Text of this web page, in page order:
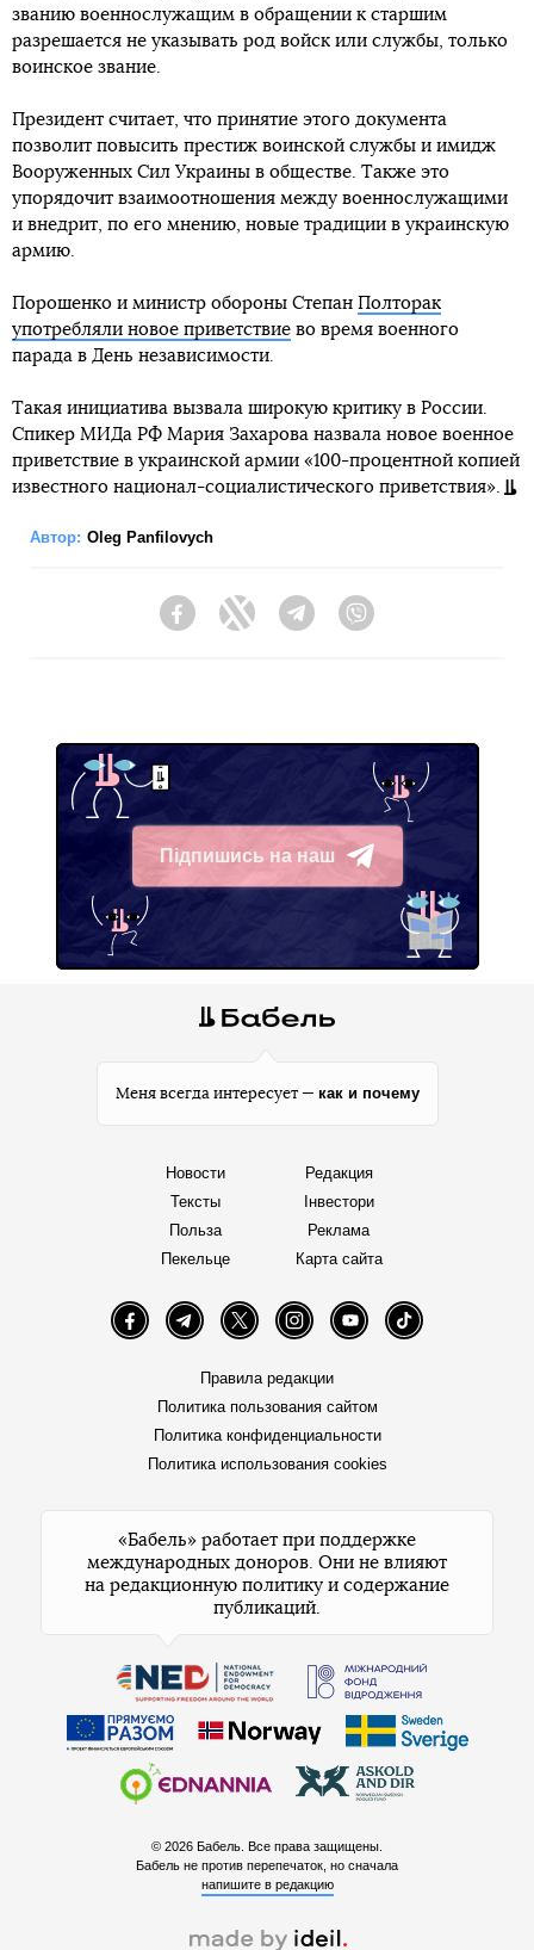
званию военнослужащим в обращении к старшим
разрешается не указывать род войск или службы, только
воинское звание.
Президент считает, что принятие этого документа
позволит повысить престиж воинской службы и имидж
Вооруженных Сил Украины в обществе. Также это
упорядочит взаимоотношения между военнослужащими
и внедрит, по его мнению, новые традиции в украинскую
армию.
Порошенко и министр обороны Степан Полторак
употребляли новое приветствие во время военного
парада в День независимости.
Такая инициатива вызвала широкую критику в России.
Спикер МИДа РФ Мария Захарова назвала новое военное
приветствие в украинской армии «100-процентной копией
известного национал-социалистического приветствия».
Автор: Oleg Panfilovych
FacebookTwitter Telegram
Підпишись на наш
Telegram
Меня всегда интересует — как и почему
Новости
Тексты
Польза
Пекельце
Редакция
Інвестори
Реклама
Карта сайта
FacebookTelegramTwitter InstagramYouTube TikTok
Правила редакции
Политика пользования сайтом
Политика конфиденциальности
Политика использования cookies
«Бабель» работает при поддержке
международных доноров. Они не влияют
на редакционную политику и содержание
публикаций.
© 2026 Бабель. Все права защищены.
Бабель не против перепечаток, но сначала
напишите в редакцию